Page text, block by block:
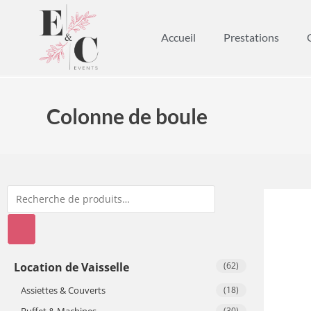
Accueil Prestations
Colonne de boule
Location de Vaisselle (62)
Assiettes & Couverts (18)